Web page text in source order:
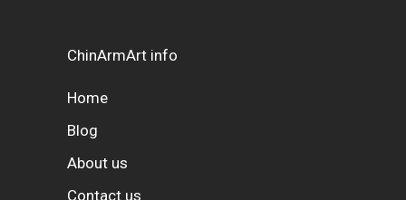
ChinArmArt info
Home
Blog
About us
Contact us